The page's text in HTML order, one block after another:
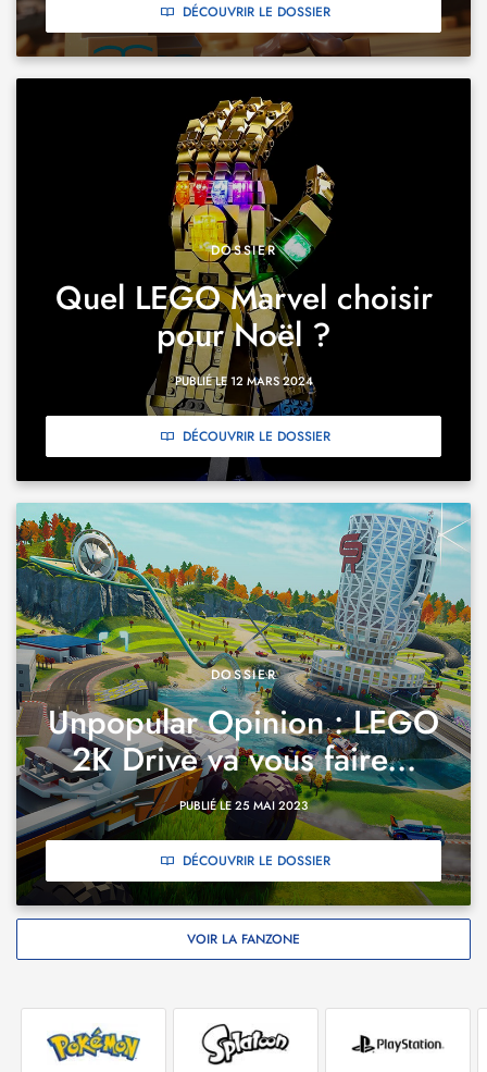
DÉCOUVRIR LE DOSSIER
DOSSIER
Quel LEGO Marvel choisir
pour Noël ?
PUBLIÉ LE 12 MARS 2024
DÉCOUVRIR LE DOSSIER
DOSSIER
Unpopular Opinion : LEGO
2K Drive va vous faire...
PUBLIÉ LE 25 MAI 2023
DÉCOUVRIR LE DOSSIER
VOIR LA FANZONE